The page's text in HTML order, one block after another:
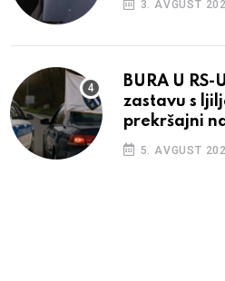
3. AVGUST
BURA U
zastavu s
prekršajni
5. AVGUST